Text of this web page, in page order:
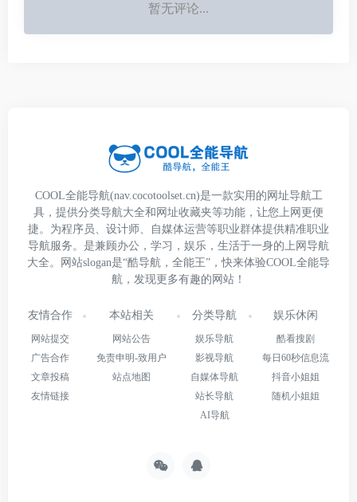
暂无评论...
COOL全能导航(nav.cocotoolset.cn)是一款实用的网址导航工
具，提供分类导航大全和网址收藏夹等功能，让您上网更便
捷。为程序员、设计师、自媒体运营等职业群体提供精准职业
导航服务。是兼顾办公，学习，娱乐，生活于一身的上网导航
大全。网站slogan是“酷导航，全能王”，快来体验COOL全能导
航，发现更多有趣的网站！
友情合作
网站提交
广告合作
文章投稿
友情链接
本站相关
网站公告
免责申明-致用户
站点地图
分类导航
娱乐导航
影视导航
自媒体导航
站长导航
AI导航
娱乐休闲
酷看搜剧
每日60秒信息流
抖音小姐姐
随机小姐姐